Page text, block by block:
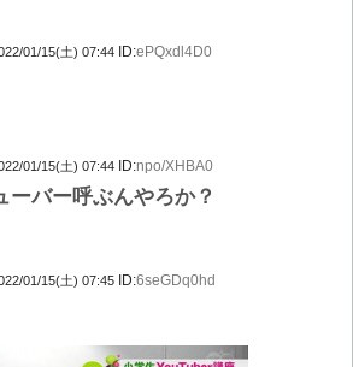
01/15(土) 07:44 ID:ePQxdl4D0
01/15(土) 07:44 ID:npo/XHBA0
ーバー呼ぶんやろか？
01/15(土) 07:45 ID:6seGDq0hd